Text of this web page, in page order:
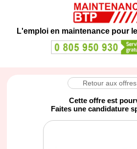
L'emploi en maintenance pour
Retour aux offres
Cette offre est
Faites une candidature